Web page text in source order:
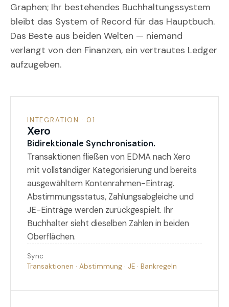
Graphen; Ihr bestehendes Buchhaltungssystem
bleibt das System of Record für das Hauptbuch.
Das Beste aus beiden Welten — niemand
verlangt von den Finanzen, ein vertrautes Ledger
aufzugeben.
INTEGRATION · 01
Xero
Bidirektionale Synchronisation.
Transaktionen fließen von EDMA nach Xero
mit vollständiger Kategorisierung und bereits
ausgewähltem Kontenrahmen-Eintrag.
Abstimmungsstatus, Zahlungsabgleiche und
JE-Einträge werden zurückgespielt. Ihr
Buchhalter sieht dieselben Zahlen in beiden
Oberflächen.
Sync
Transaktionen · Abstimmung · JE · Bankregeln